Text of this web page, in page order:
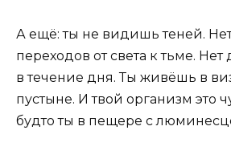
А ещё: ты не видишь теней.
переходов от света к тьме.
в течение дня. Ты живёшь в
пустыне. И твой организм это
будто ты в пещере с